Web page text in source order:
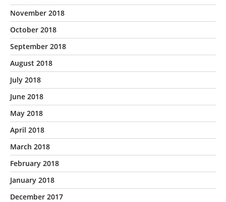
November 2018
October 2018
September 2018
August 2018
July 2018
June 2018
May 2018
April 2018
March 2018
February 2018
January 2018
December 2017